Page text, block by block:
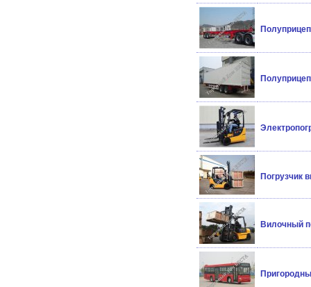
Погрузчик
Вилочный